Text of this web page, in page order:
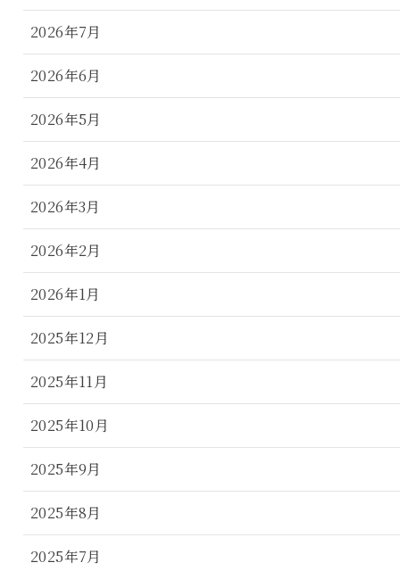
2026年7月
2026年6月
2026年5月
2026年4月
2026年3月
2026年2月
2026年1月
2025年12月
2025年11月
2025年10月
2025年9月
2025年8月
2025年7月